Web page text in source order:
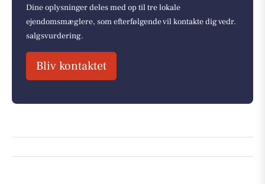
Dine oplysninger deles med op til tre lokale
ejendomsmæglere, som efterfølgende vil kontakte dig vedr.
salgsvurdering.
Bliv kontaktet